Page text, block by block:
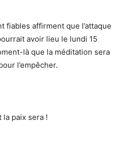
fiables affirment que l’attaque
avoir lieu le lundi 15
là que la méditation sera
l’empêcher.
la paix sera !